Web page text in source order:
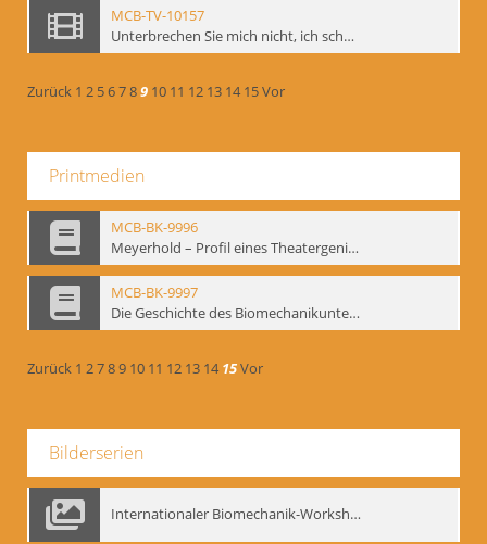
MCB-TV-10157
Unterbrechen Sie mich nicht, ich schweige!, Berlin 2006 - Interne Signatur: BM-vid-127
Zurück 1 2 56789 10 11 12 13 14 15Vor
Printmedien
MCB-BK-9996
Meyerhold – Profil eines Theatergenies. Vortrag. Arbeitsdemonstration - interne Signatur: BM-prt-203
MCB-BK-9997
Die Geschichte des Biomechanikunterrichts im Theater der Satire - interne Signatur: BM-prt-204
Zurück 1 2789 10 11 12 13 14 15Vor
Bilderserien
Internationaler Biomechanik-Workshop, Moskau 1993